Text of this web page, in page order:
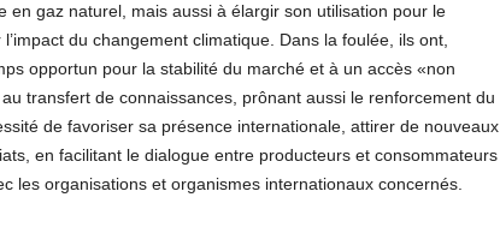
en gaz naturel, mais aussi à élargir son utilisation pour le
du changement climatique. Dans la foulée, ils ont,
opportun pour la stabilité du marché et à un accès «non
transfert de connaissances, prônant aussi le renforcement du
de favoriser sa présence internationale, attirer de nouveaux
en facilitant le dialogue entre producteurs et consommateurs
les organisations et organismes internationaux concernés.